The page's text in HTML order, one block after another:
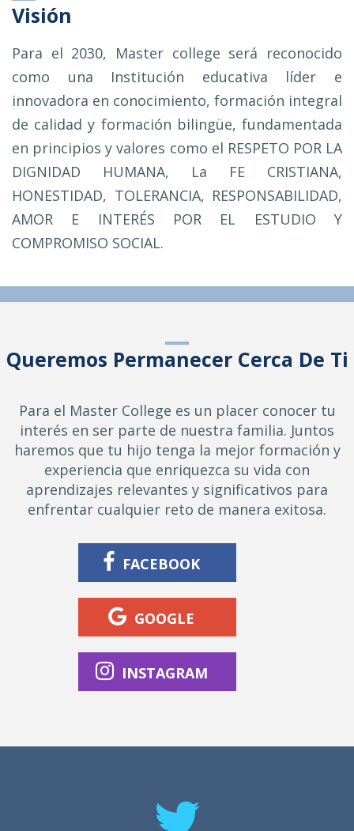
Visión
Para el 2030, Master college será reconocido
como una Institución educativa líder e
innovadora en conocimiento, formación integral
de calidad y formación bilingüe, fundamentada
en principios y valores como el RESPETO POR LA
DIGNIDAD HUMANA, La FE CRISTIANA,
HONESTIDAD, TOLERANCIA, RESPONSABILIDAD,
AMOR E INTERÉS POR EL ESTUDIO Y
COMPROMISO SOCIAL.
Queremos Permanecer Cerca De Ti
Para el Master College es un placer conocer tu
interés en ser parte de nuestra familia. Juntos
haremos que tu hijo tenga la mejor formación y
experiencia que enriquezca su vida con
aprendizajes relevantes y significativos para
enfrentar cualquier reto de manera exitosa.
FACEBOOK
GOOGLE
INSTAGRAM